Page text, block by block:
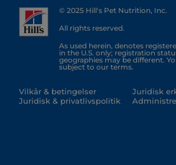
© 2025 Hill's Pet Nutrition, Inc.
All rights reserved.
As used herein, denotes
in the U.S. only; registration
geographies may be different.
subject to our terms.
Vilkår & betingelser
Juridisk & privatlivspolitik
Juridisk